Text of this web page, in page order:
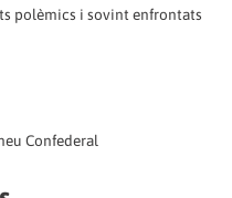
polèmics i sovint enfrontats
Confederal